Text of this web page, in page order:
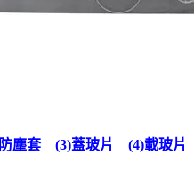
防塵套 (3)蓋玻片 (4)載玻片